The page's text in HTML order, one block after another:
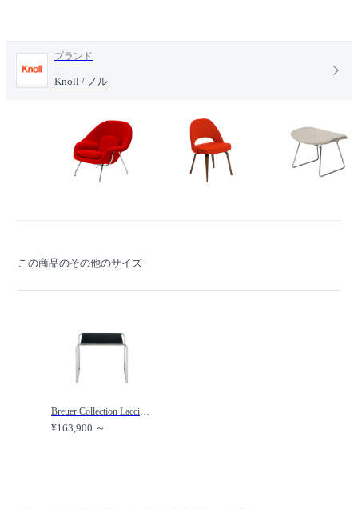
ブランド
Knoll / ノル
この商品のその他のサイズ
¥163,900 ～